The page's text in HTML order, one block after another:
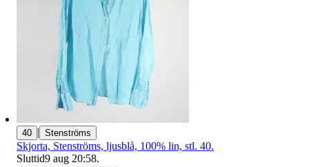
40 | Stenströms
Skjorta, Stenströms, ljusblå, 100% lin, stl. 40.
Sluttid9 aug 20:58.